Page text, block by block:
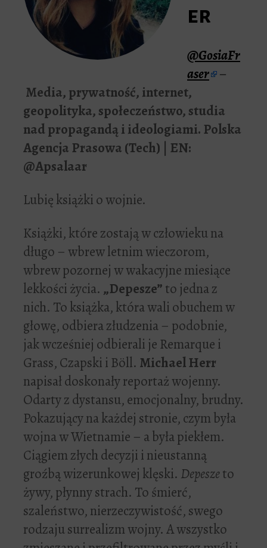
er
@GosiaFr
aser –
Media, prywatność, internet,
geopolityka, społeczeństwo, studia
nad propagandą i ideologiami. Polska
Agencja Prasowa (Tech) | EN:
@Apsalaar
Lubię książki o wojnie.
Książki, które zostają w człowieku na
długo – wbrew letnim wieczorom,
wbrew pozornej w wakacyjne miesiące
lekkości życia. „Depesze”to jedna z
nich. To książka, która wali obuchem w
głowę, odbiera złudzenia – podobnie,
jak wcześniej odbierali je Remarque i
Grass, Czapski i Böll. Michael Herr
napisał doskonały reportaż wojenny.
Odarty z dystansu, emocjonalny, brudny.
Pokazujący na każdej stronie, czym była
wojna w Wietnamie – a była piekłem.
Ciągiem złych decyzji i nieustanną
groźbą wizerunkowej klęski. Depeszeto
żywy, płynny strach. To śmierć,
szaleństwo, nierzeczywistość, swego
rodzaju surrealizm wojny. A wszystko